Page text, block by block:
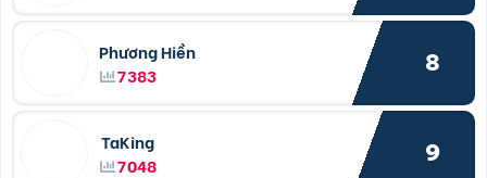
Phương Hiền
7383
8
TaKing
7048
9